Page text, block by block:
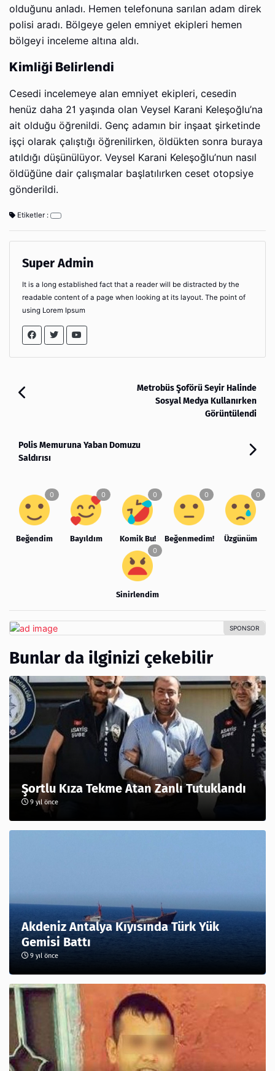
olduğunu anladı. Hemen telefonuna sarılan adam direk
polisi aradı. Bölgeye gelen emniyet ekipleri hemen
bölgeyi inceleme altına aldı.
Kimliği Belirlendi
Cesedi incelemeye alan emniyet ekipleri, cesedin
henüz daha 21 yaşında olan Veysel Karani Keleşoğlu’na
ait olduğu öğrenildi. Genç adamın bir inşaat şirketinde
işçi olarak çalıştığı öğrenilirken, öldükten sonra buraya
atıldığı düşünülüyor. Veysel Karani Keleşoğlu’nun nasıl
öldüğüne dair çalışmalar başlatılırken ceset otopsiye
gönderildi.
Etiketler :
Super Admin
It is a long established fact that a reader will be distracted by the
readable content of a page when looking at its layout. The point of
using Lorem Ipsum
Metrobüs Şoförü Seyir Halinde
Sosyal Medya Kullanırken
Görüntülendi
Polis Memuruna Yaban Domuzu
Saldırısı
Beğendim Bayıldım Komik Bu! Beğenmedim! Üzgünüm
Sinirlendim
Bunlar da ilginizi çekebilir
Şortlu Kıza Tekme Atan Zanlı Tutuklandı
9 yıl önce
Akdeniz Antalya Kıyısında Türk Yük
Gemisi Battı
9 yıl önce